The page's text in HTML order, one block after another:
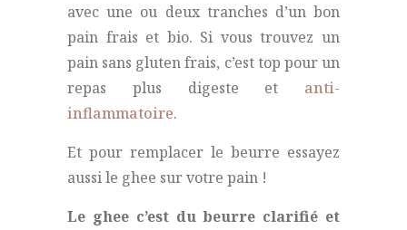
avec une ou deux tranches d’un bon
pain frais et bio. Si vous trouvez un
pain sans gluten frais, c’est top pour un
repas plus digeste et anti-
inflammatoire.
Et pour remplacer le beurre essayez
aussi le ghee sur votre pain !
Le ghee c’est du beurre clarifié et